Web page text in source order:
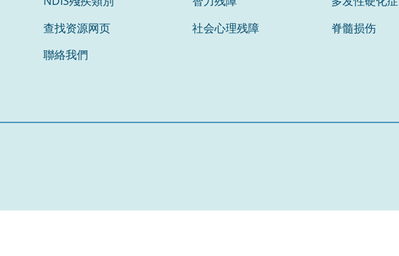
查找资源网页
聯絡我們
社会心理残障
脊髓损伤